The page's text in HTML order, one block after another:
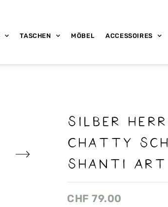
TASCHEN MÖBEL ACCESSOIRES
Silber
Chatty
Shanti
CHF 79.00